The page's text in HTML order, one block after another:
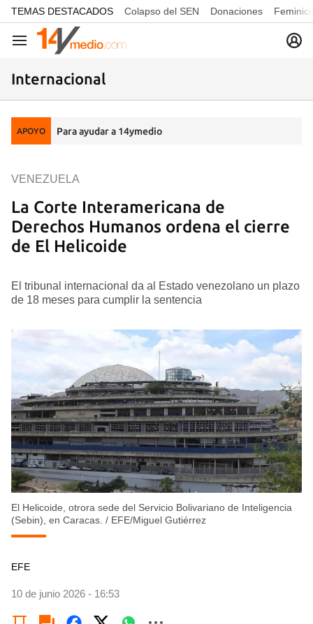
common.go-to-content
TEMAS DESTACADOS Colapso del SEN Donaciones
Navegación
Internacional
APOYO Para ayudar a 14ymedio
La Corte Interamericana de
Derechos Humanos ordena el cierre
de El Helicoide
VENEZUELA
El tribunal internacional da al Estado venezolano un plazo
de 18 meses para cumplir la sentencia
El Helicoide, otrora sede del Servicio Bolivariano de Inteligencia
(Sebin), en Caracas. / EFE/Miguel Gutiérrez
EFE
10 de junio 2026 - 16:53